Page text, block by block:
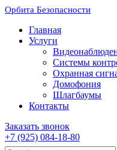
Орбита Безопасности
Главная
Услуги
Системы
Охранная
Домофония
Шлагбаумы
Контакты
Заказать звонок
+7 (925) 084-18-80